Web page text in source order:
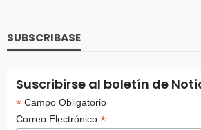
SUBSCRIBASE
Suscribirse al boletín de
*Campo Obligatorio
Correo Electrónico *